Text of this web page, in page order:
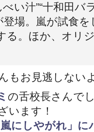
べい汁”“十和田バ
場。嵐が試食
る。ほか、オリ
もお見逃しない
の舌校長さんで
います！
にしやがれ」に